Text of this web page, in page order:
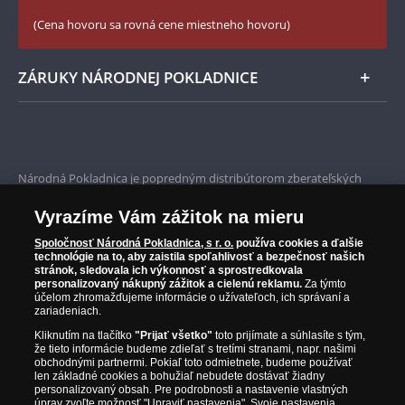
(Cena hovoru sa rovná cene miestneho hovoru)
ZÁRUKY NÁRODNEJ POKLADNICE
Iba originálne produkty
Národná Pokladnica je popredným distribútorom zberateľských
od roku 2010.
Národná Pokladnica je oficiálnym distribútorom numizmatických
emisií z viac ako 50 krajín, vrátane známych mincovní a emitentov
ako je Britská kráľovská mincovňa, Kráľovská kanadská mincovňa,
Parížska mincovňa, Nórska mincovňa, Fínska mincovňa alebo
Austrálska mincovňa Perth. Spoločnosť svojim zákazníkom a
zberateľom garantuje, že všetky produkty sú v originálnej a v
autentickosti.
Vyrazíme Vám zážitok na mieru
Spoločnosť Národná Pokladnica, s r. o. používa cookies a ďalšie
technológie na to, aby zaistila spoľahlivosť a bezpečnosť našich
stránok, sledovala ich výkonnosť a sprostredkovala
personalizovaný nákupný zážitok a cielenú reklamu. Za týmto
účelom zhromažďujeme informácie o užívateľoch, ich správaní a
zariadeniach.
Kliknutím na tlačítko"Prijať všetko" toto prijímate a súhlasíte s tým,
že tieto informácie budeme zdieľať s tretími stranami, napr. našimi
obchodnými partnermi. Pokiaľ toto odmietnete, budeme používať
len základné cookies a bohužiaľ nebudete dostávať žiadny
personalizovaný obsah. Pre podrobnosti a nastavenie vlastných